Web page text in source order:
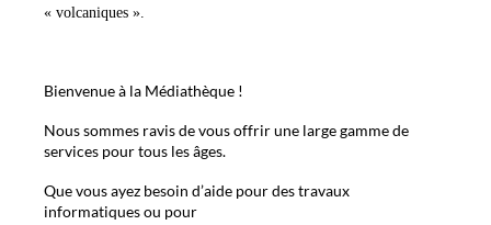
« volcaniques ».
Bienvenue à la Médiathèque !
Nous sommes ravis de vous offrir une large gamme de
services pour tous les âges.
Que vous ayez besoin d’aide pour des travaux
informatiques ou pour